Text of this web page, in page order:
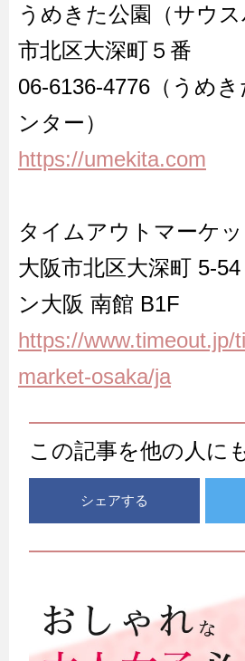
うめきた公園（サウ
市北区大深町５番
06-6136-4776（うめ
ンター）
https://umekita.com
タイムアウトマーケ
大阪市北区大深町 5-
ン大阪 南館 B1F
https://www.timeout.jp/
market-osaka/ja
この記事を他の人に
シェアする